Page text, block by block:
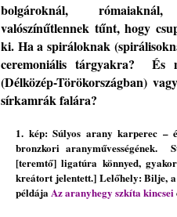
bolgároknál,
valószínűtlennek tűnt, hogy cs
ki. Ha a spiráloknak
ceremoniális tárgyakra? És
(Délközép-Törökországban)
sírkamrák falára?
1. kép:Súlyos arany karperec –
bronzkori aranyművességének.
[teremtő] ligatúra könnyed,
kreátort jelentett.]Lelőhely: Bilje, a
példájaAz aranyhegy szkíta kincsei